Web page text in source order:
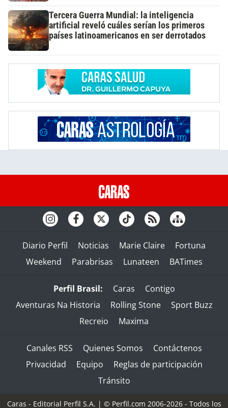
Tercera Guerra Mundial: la inteligencia
artificial reveló cuáles serían los primeros
países latinoamericanos en ser derrotados
Diario Perfil Noticias Marie Claire
Fortuna
Weekend
Parabrisas Lunateen BATimes
Perfil Brasil: Caras
Contigo
Aventuras Na Historia
Rolling Stone
Sport Buzz
Recreio
Maxima
Canales RSS Quienes Somos
Contáctenos
Privacidad
Equipo
Reglas de participación
Tránsito
Caras - Editorial Perfil S.A. | © Perfil.com 2006-2026 - Todos los